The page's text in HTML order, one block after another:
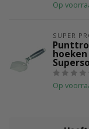
Op
SUPER
hoeken
Op